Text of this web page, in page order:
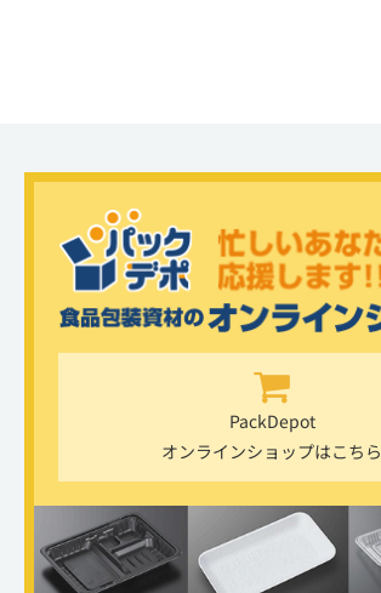
PackDepot
オンラインショップはこちら